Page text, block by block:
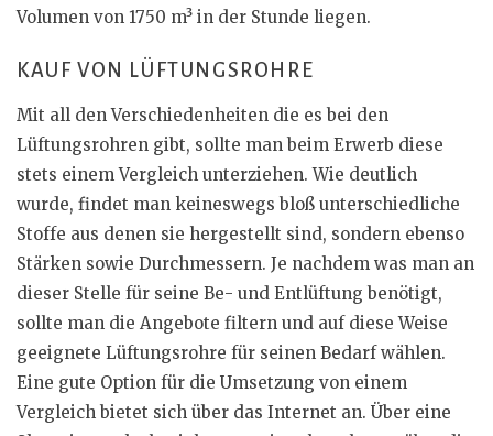
Volumen von 1750 m³ in der Stunde liegen.
KAUF VON LÜFTUNGSROHRE
Mit all den Verschiedenheiten die es bei den
Lüftungsrohren gibt, sollte man beim Erwerb diese
stets einem Vergleich unterziehen. Wie deutlich
wurde, findet man keineswegs bloß unterschiedliche
Stoffe aus denen sie hergestellt sind, sondern ebenso
Stärken sowie Durchmessern. Je nachdem was man an
dieser Stelle für seine Be- und Entlüftung benötigt,
sollte man die Angebote filtern und auf diese Weise
geeignete Lüftungsrohre für seinen Bedarf wählen.
Eine gute Option für die Umsetzung von einem
Vergleich bietet sich über das Internet an. Über eine